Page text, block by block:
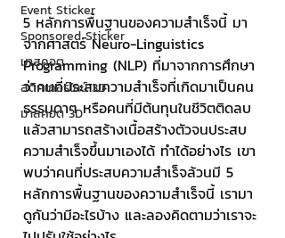
Event Sticker
Sponsored Sticker
มาสคอต
สติกเกอร์ไลน์ 3D
มาสคอต 3D
5 หลักการพื้นฐานของความสำเร็จนี้ มา
จากศาสตร์ Neuro-Linguistics
Programming (NLP) ที่มาจากการศึกษา
ว่าคนที่ประสบความสำเร็จที่เกิดมาเป็นคน
ธรรมดาๆ หรือคนที่มีต้นทุนในชีวิตติดลบ
แล้วสามารถสร้างเนื้อสร้างตัวจนประสบ
ความสำเร็จขึ้นมาเองได้ ทำได้อย่างไร เขา
พบว่าคนที่ประสบความสำเร็จล้วนมี 5
หลักการพื้นฐานของความสำเร็จนี้ เรามา
ดูกันว่ามีอะไรบ้าง และลองคิดตามว่าเราจะ